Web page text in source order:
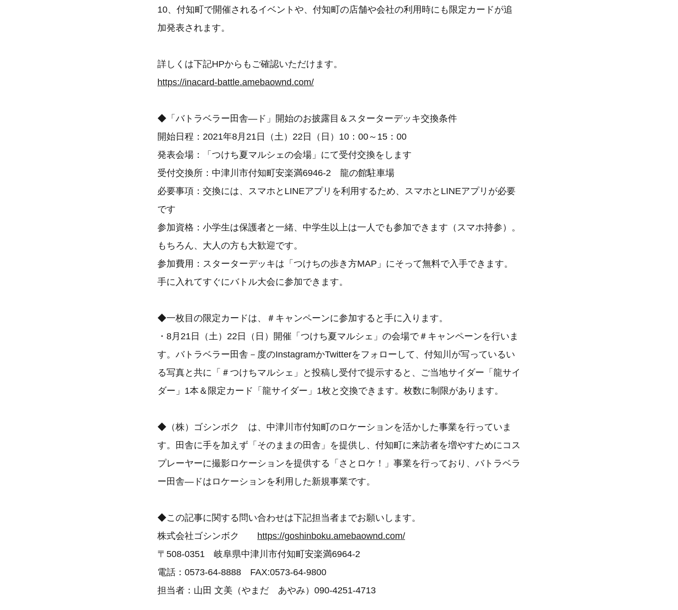
10、付知町で開催されるイベントや、付知町の店舗や会社の利用時にも限定カードが追
加発表されます。
詳しくは下記HPからもご確認いただけます。
https://inacard-battle.amebaownd.com/
◆「バトラベラー田舎―ド」開始のお披露目＆スターターデッキ交換条件
開始日程：2021年8月21日（土）22日（日）10：00～15：00
発表会場：「つけち夏マルシェの会場」にて受付交換をします
受付交換所：中津川市付知町安楽満6946-2 龍の館駐車場
必要事項：交換には、スマホとLINEアプリを利用するため、スマホとLINEアプリが必要
です
参加資格：小学生は保護者と一緒、中学生以上は一人でも参加できます（スマホ持参）。
もちろん、大人の方も大歓迎です。
参加費用：スターターデッキは「つけちの歩き方MAP」にそって無料で入手できます。
手に入れてすぐにバトル大会に参加できます。
◆一枚目の限定カードは、＃キャンペーンに参加すると手に入ります。
・8月21日（土）22日（日）開催「つけち夏マルシェ」の会場で＃キャンペーンを行いま
す。バトラベラー田舎－度のInstagramかTwitterをフォローして、付知川が写っているい
る写真と共に「＃つけちマルシェ」と投稿し受付で提示すると、ご当地サイダー「龍サイ
ダー」1本＆限定カード「龍サイダー」1枚と交換できます。枚数に制限があります。
◆（株）ゴシンボク は、中津川市付知町のロケーションを活かした事業を行っていま
す。田舎に手を加えず「そのままの田舎」を提供し、付知町に来訪者を増やすためにコス
プレーヤーに撮影ロケーションを提供する「さとロケ！」事業を行っており、バトラベラ
ー田舎―ドはロケーションを利用した新規事業です。
◆この記事に関する問い合わせは下記担当者までお願いします。
株式会社ゴシンボク https://goshinboku.amebaownd.com/
〒508-0351 岐阜県中津川市付知町安楽満6964-2
電話：0573-64-8888 FAX:0573-64-9800
担当者：山田 文美（やまだ あやみ）090-4251-4713